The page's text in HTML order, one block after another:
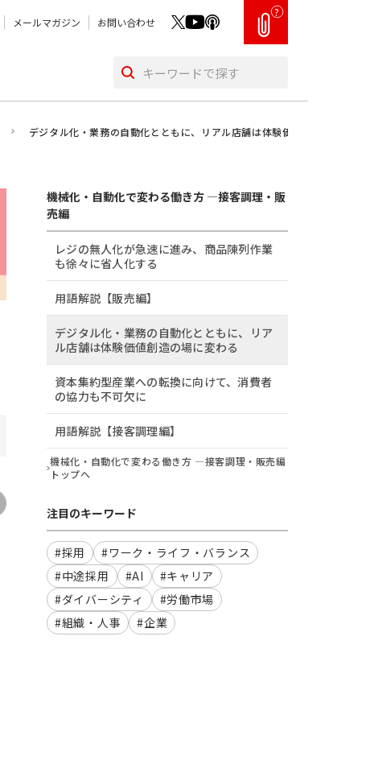
メールマガジン お問い合わせ
?
デジタル化・業務の自動化とともに、リアル店舗は体験価値創造の場に変
機械化・自動化で変わる働き方 ―接客調理・販
売編
レジの無人化が急速に進み、商品陳列作業
も徐々に省人化する
用語解説【販売編】
デジタル化・業務の自動化とともに、リア
ル店舗は体験価値創造の場に変わる
資本集約型産業への転換に向けて、消費者
の協力も不可欠に
用語解説【接客調理編】
機械化・自動化で変わる働き方 ―接客調理・販売編
トップへ
注目のキーワード
#採用
#ワーク・ライフ・バランス
#中途採用
#AI
#キャリア
#ダイバーシティ
#労働市場
#組織・人事
#企業